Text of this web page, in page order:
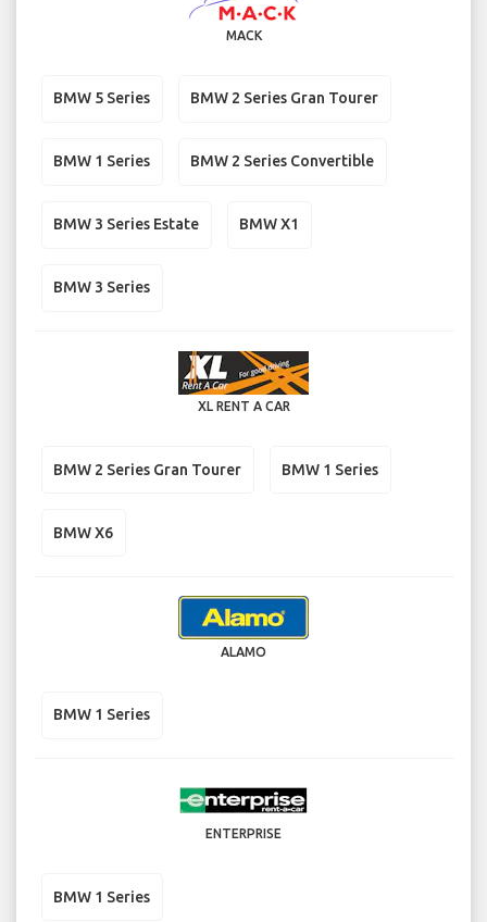
MACK
BMW 5 Series BMW 2 Series Gran Tourer
BMW 1 Series BMW 2 Series Convertible
BMW 3 Series Estate BMW X1
BMW 3 Series
XL RENT A CAR
BMW 2 Series Gran Tourer BMW 1 Series
BMW X6
ALAMO
BMW 1 Series
ENTERPRISE
BMW 1 Series